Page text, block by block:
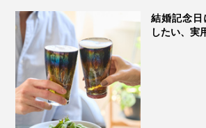
フチの厚みは、欠けにくさの強化の役割も
口がすぼめないことで、ビールが「舌
く、旨味や苦味を感じる「舌を脇側
そうです。
結婚記念日
したい、実